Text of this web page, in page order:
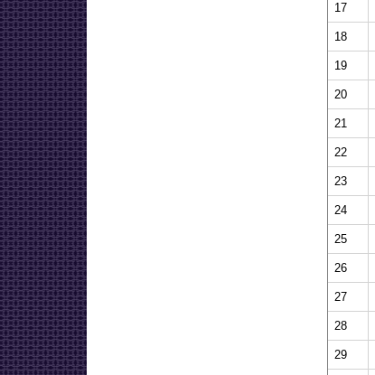
17
18
19
20
21
22
23
24
25
26
27
28
29